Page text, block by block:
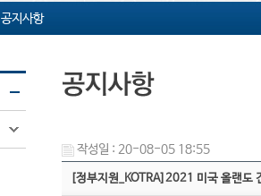
공지사항
작성일 : 20-08-05 18:55
[정부지원_KOTRA]2021 미국 올랜